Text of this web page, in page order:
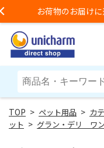
お荷物のお届け
> ペット用品 > カ
ット > グラン・デリ ワ